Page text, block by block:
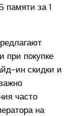
памяти за 1
при покупке
ин скидки и
часто
на